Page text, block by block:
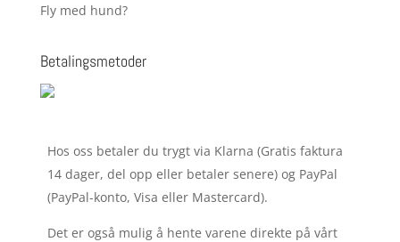
Fly med hund?
Betalingsmetoder
Hos oss betaler du trygt via Klarna (Gratis faktura
14 dager, del opp eller betaler senere) og PayPal
(PayPal-konto, Visa eller Mastercard).
Det er også mulig å hente varene direkte på vårt